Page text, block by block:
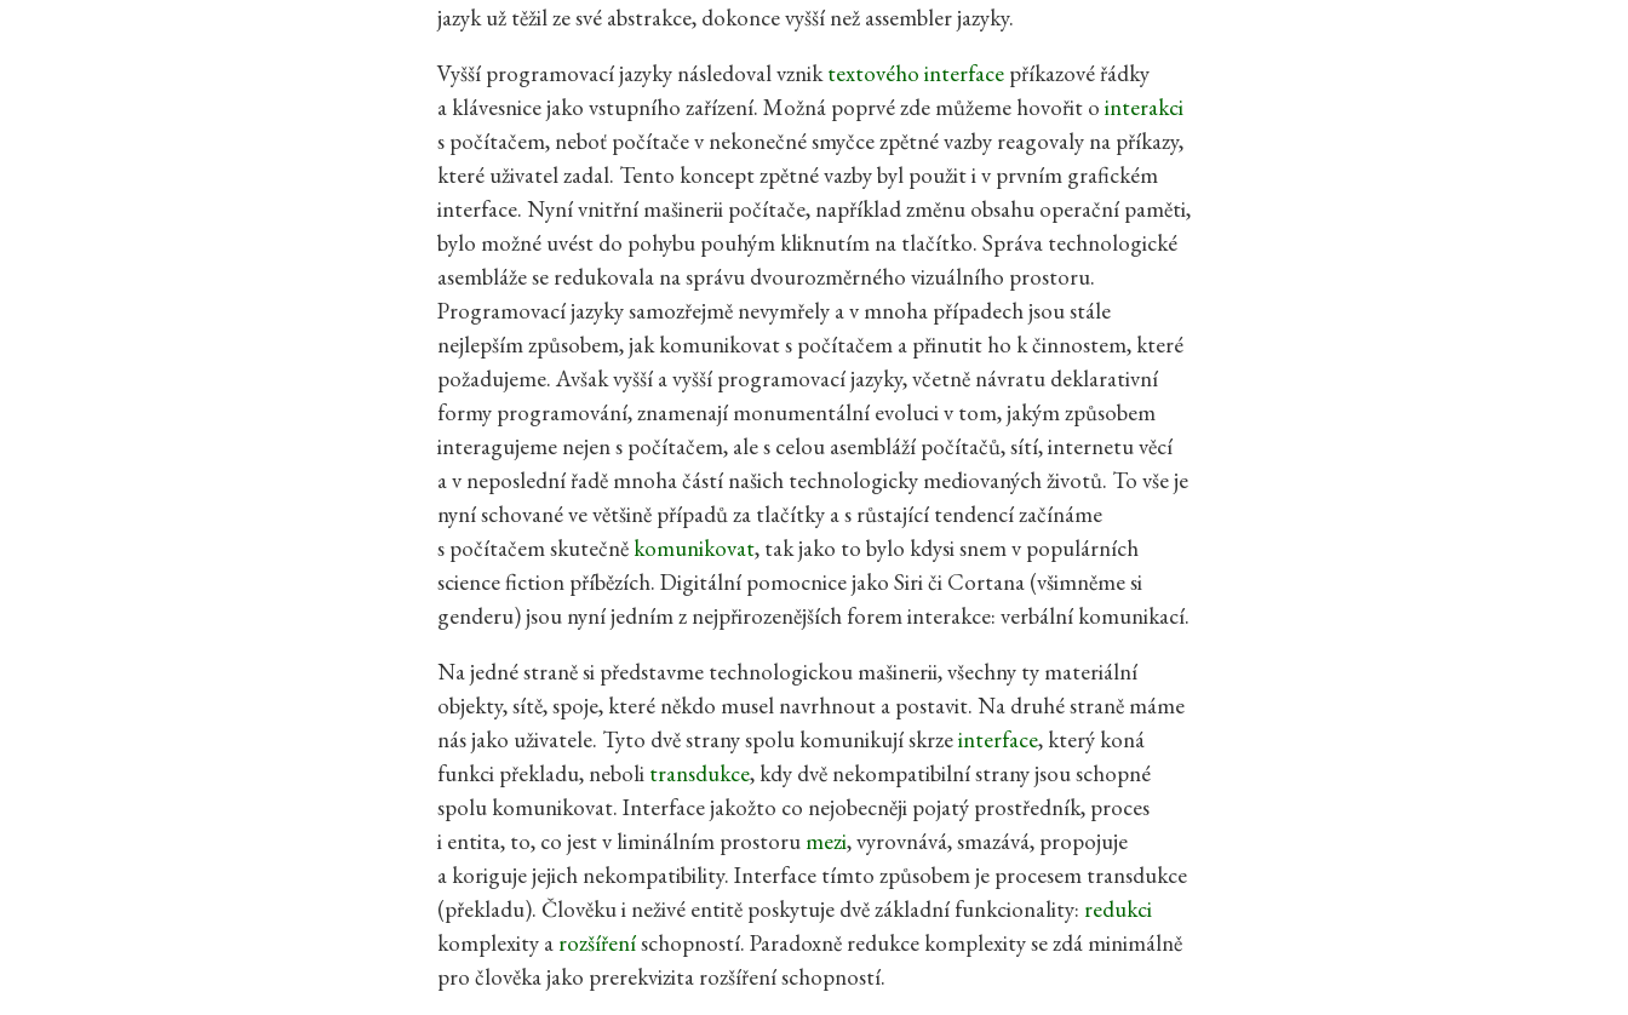
jazyk už těžil ze své abstrakce, dokonce vyšší než assembler jazyky.
Vyšší programovací jazyky následoval vzniktextového interface příkazové řádky
a klávesnice jako vstupního zařízení. Možná poprvé zde můžeme hovořit o interakci
s počítačem, neboť počítače v nekonečné smyčce zpětné vazby reagovaly na příkazy,
které uživatel zadal. Tento koncept zpětné vazby byl použit i v prvním grafickém
interface. Nyní vnitřní mašinerii počítače, například změnu obsahu operační paměti,
bylo možné uvést do pohybu pouhým kliknutím na tlačítko. Správa technologické
asembláže se redukovala na správu dvourozměrného vizuálního prostoru.
Programovací jazyky samozřejmě nevymřely a v mnoha případech jsou stále
nejlepším způsobem, jak komunikovat s počítačem a přinutit ho k činnostem, které
požadujeme. Avšak vyšší a vyšší programovací jazyky, včetně návratu deklarativní
formy programování, znamenají monumentální evoluci v tom, jakým způsobem
interagujeme nejen s počítačem, ale s celou asembláží počítačů, sítí, internetu věcí
a v neposlední řadě mnoha částí našich technologicky mediovaných životů. To vše je
nyní schované ve většině případů za tlačítky a s růstající tendencí začínáme
s počítačem skutečně komunikovat, tak jako to bylo kdysi snem v populárních
science fiction příbězích. Digitální pomocnice jako Siri či Cortana (všimněme si
genderu) jsou nyní jedním z nejpřirozenějších forem interakce: verbální komunikací.
Na jedné straně si představme technologickou mašinerii, všechny ty materiální
objekty, sítě, spoje, které někdo musel navrhnout a postavit. Na druhé straně máme
nás jako uživatele. Tyto dvě strany spolu komunikují skrzeinterface, který koná
funkci překladu, neboli transdukce, kdy dvě nekompatibilní strany jsou schopné
spolu komunikovat. Interface jakožto co nejobecněji pojatý prostředník, proces
i entita, to, co jest v liminálním prostoru mezi, vyrovnává, smazává, propojuje
a koriguje jejich nekompatibility. Interface tímto způsobem je procesem transdukce
(překladu). Člověku i neživé entitě poskytuje dvě základní funkcionality: redukci
komplexity a rozšířeníschopností. Paradoxně redukce komplexity se zdá minimálně
pro člověka jako prerekvizita rozšíření schopností.